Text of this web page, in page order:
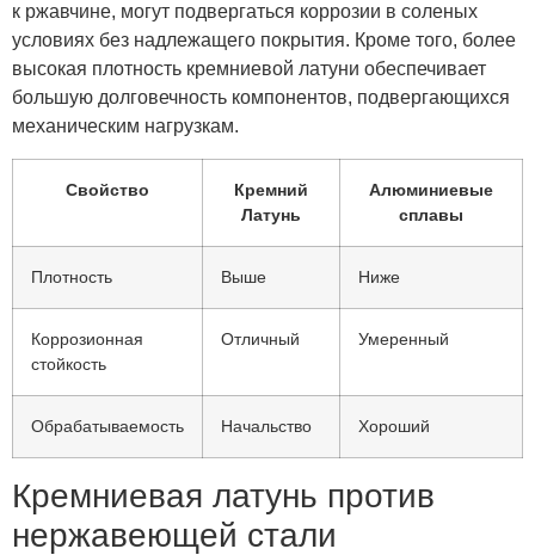
к ржавчине, могут подвергаться коррозии в соленых
условиях без надлежащего покрытия. Кроме того, более
высокая плотность кремниевой латуни обеспечивает
большую долговечность компонентов, подвергающихся
механическим нагрузкам.
Свойство
Кремний
Латунь
Алюминиевые
сплавы
Плотность Выше Ниже
Коррозионная
стойкость
Отличный Умеренный
Обрабатываемость Начальство Хороший
Кремниевая латунь против
нержавеющей стали